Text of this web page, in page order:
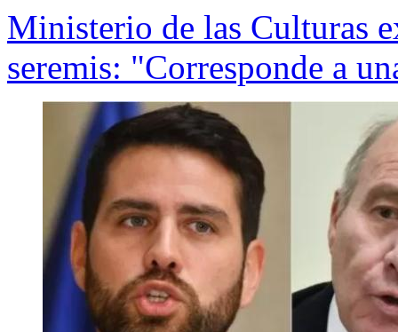
Ministerio de las Culturas
seremis: "Corresponde a